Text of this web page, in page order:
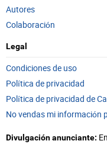
Autores
Colaboración
Legal
Condiciones de uso
Política de privacidad
Política de privacidad de
No vendas mi información
Divulgación anunciante: